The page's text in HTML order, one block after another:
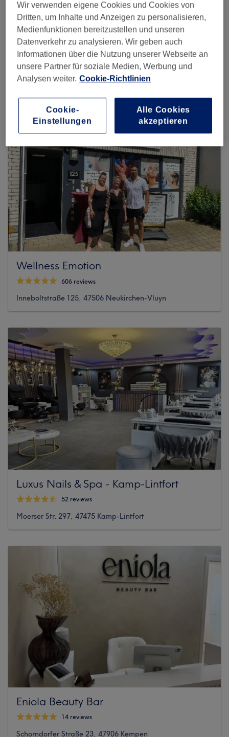
Auf Treatwell finden
Mehr Salons anzeigen
Wellness Emotion
606 reviews
Inneboltstraße 125, 47506 Neukirchen-Vluyn
Luxus Nails & Spa - Kamp-Lintfort
52 reviews
Moerser Str. 297, 47475 Kamp-Lintfort
Eniola Beauty Bar
14 reviews
Schorndorfer Straße 23, 47906 Kempen
Wir verwenden eigene Cookies und Cookies von
Dritten, um Inhalte und Anzeigen zu personalisieren,
Medienfunktionen bereitzustellen und unseren
Datenverkehr zu analysieren. Wir geben auch
Informationen über die Nutzung unserer Webseite an
unsere Partner für soziale Medien, Werbung und
Analysen weiter. Cookie-Richtlinien
Cookie-
Einstellungen
Alle Cookies
akzeptieren